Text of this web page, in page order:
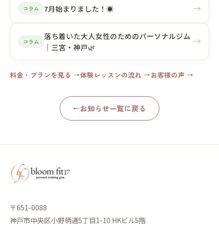
コラム 7月始まりました！☀️ →
コラム
落ち着いた大人女性のためのパーソナルジム
｜三宮・神戸🌿
→
料金・プランを見る →体験レッスンの流れ →お客様の声 →
←お知らせ一覧に戻る
〒651-0088
神戸市中央区小野柄通5丁目1-10 HKビル5階